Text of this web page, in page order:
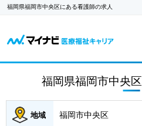
福岡県福岡市中央区にある看護師の求人
福岡県福岡市中央区
地域 福岡市中央区